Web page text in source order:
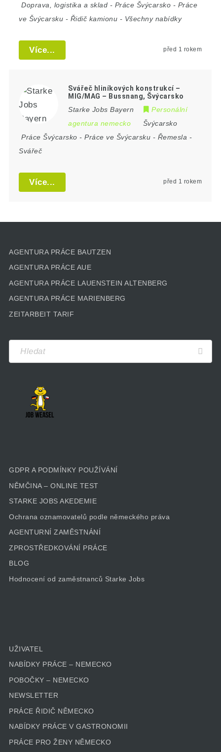
Doprava, logistika a sklad - Práce Švýcarsko - Práce
ve Švýcarsku - Řidič kamionu - Všechny nabídky
Více... před 1 rokem
Svářeč hliníkových konstrukcí –
MIG/MAG – Bussnang, Švýcarsko
Starke Jobs Bayern
Personální
agentura nemecko
Švýcarsko
Práce Švýcarsko -Práce ve Švýcarsku - Řemesla -
Svářeč
Více... před 1 rokem
AGENTURA PRÁCE BAUTZEN
AGENTURA PRÁCE AUE
AGENTURA PRÁCE LAUENSTEIN ALTENBERG
AGENTURA PRÁCE MARIENBERG
ZEITARBEIT TARIF
GDPR A PODMÍNKY POUŽÍVÁNÍ
NĚMČINA – ONLINE TEST
STARKE JOBS AKEDEMIE
Ochrana oznamovatelů podle německého práva
AGENTURNÍ ZAMĚSTNÁNÍ
ZPROSTŘEDKOVÁNÍ PRÁCE
BLOG
Hodnocení od zaměstnanců Starke Jobs
UŽIVATEL
NABÍDKY PRÁCE – NEMECKO
POBOČKY – NEMECKO
NEWSLETTER
PRÁCE ŘIDIČ NĚMECKO
NABÍDKY PRÁCE V GASTRONOMII
PRÁCE PRO ŽENY NĚMECKO